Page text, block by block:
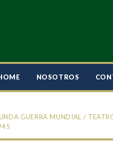
NOSOTROS
GUERRA MUNDIAL /